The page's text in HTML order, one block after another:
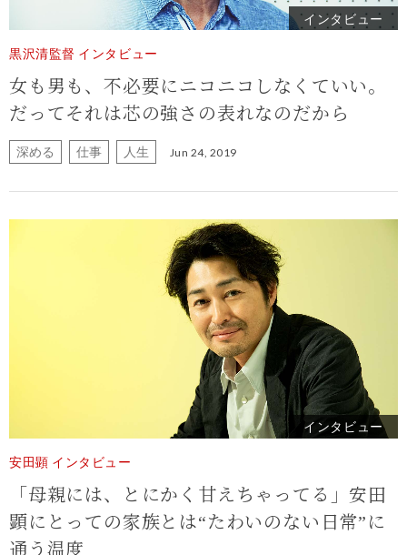
インタビュー
黒沢清監督 インタビュー
女も男も、不必要にニコニコしなくていい。
だってそれは芯の強さの表れなのだから
深める 仕事 人生 Jun 24, 2019
インタビュー
安田顕 インタビュー
「母親には、とにかく甘えちゃってる」安田
顕にとっての家族とは“たわいのない日常”に
通う温度